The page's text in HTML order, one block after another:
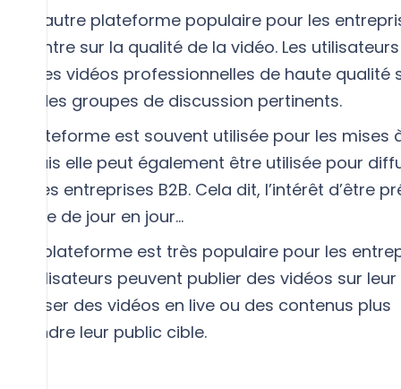
une autre plateforme populaire pour les
concentre sur la qualité de la vidéo. Les utilisateurs
des vidéos professionnelles de haute qualité
sur des groupes de discussion pertinents.
plateforme est souvent utilisée pour les mises
mais elle peut également être utilisée pour
les entreprises B2B. Cela dit, l’intérêt d’être
de jour en jour…
cette plateforme est très populaire pour les
les utilisateurs peuvent publier des vidéos sur
diffuser des vidéos en live ou des contenus plus
atteindre leur public cible.